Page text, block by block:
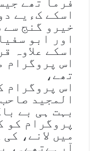
اسکے کءیے
خیرو گنج سے
اور ابو
اسکے علاوہ
اس پروگرام
تھے،
اس پروگرام
المجید
بہت ہی بے
پروگرام کو
میں لانے،
آرہےتھے۔،